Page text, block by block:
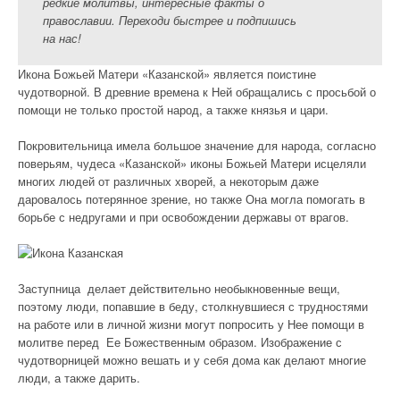
православии. Переходи быстрее и подпишись
на нас!
Икона Божьей Матери «Казанской» является поистине
чудотворной. В древние времена к Ней обращались с просьбой о
помощи не только простой народ, а также князья и цари.
Покровительница имела большое значение для народа, согласно
поверьям, чудеса «Казанской» иконы Божьей Матери исцеляли
многих людей от различных хворей, а некоторым даже
даровалось потерянное зрение, но также Она могла помогать в
борьбе с недругами и при освобождении державы от врагов.
Заступница делает действительно необыкновенные вещи,
поэтому люди, попавшие в беду, столкнувшиеся с трудностями
на работе или в личной жизни могут попросить у Нее помощи в
молитве перед Ее Божественным образом. Изображение с
чудотворницей можно вешать и у себя дома как делают многие
люди, а также дарить.